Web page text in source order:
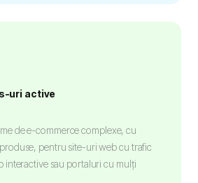
uri active
de e-commerce complexe, cu
pentru site-uri web cu trafic
interactive sau portaluri cu mulți